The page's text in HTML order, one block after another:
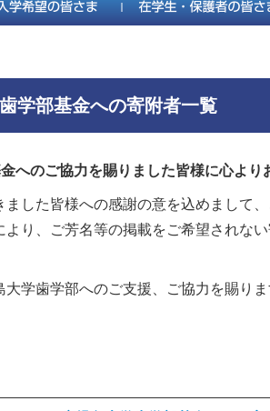
学部基金への寄附者一覧
へのご協力を賜りました皆様に心より
した皆様への感謝の意を込めまして
より、ご芳名等の掲載をご希望されな
学歯学部へのご支援、ご協力を賜り